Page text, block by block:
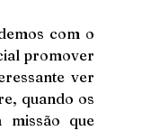
com o
promover
ver
quando os
missão que